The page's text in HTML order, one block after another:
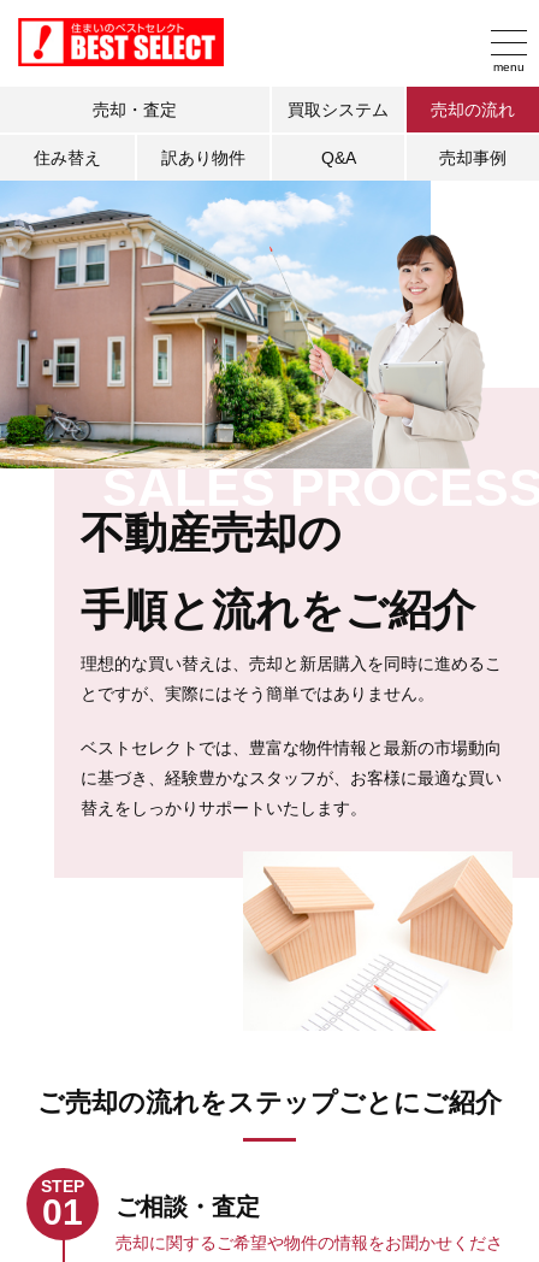
売却・査定 買取システム 売却の流れ
住み替え 訳あり物件 Q&A 売却事例
不動産売却の
手順と流れをご紹介
SALES
理想的な買い替えは、売却と新居購入を同時に進めるこ
とですが、実際にはそう簡単ではありません。
ベストセレクトでは、豊富な物件情報と最新の市場動向
に基づき、経験豊かなスタッフが、お客様に最適な買い
替えをしっかりサポートいたします。
ご売却の流れをステップごとにご紹介
STEP
01 ご相談・査定
売却に関するご希望や物件の情報をお聞かせくださ